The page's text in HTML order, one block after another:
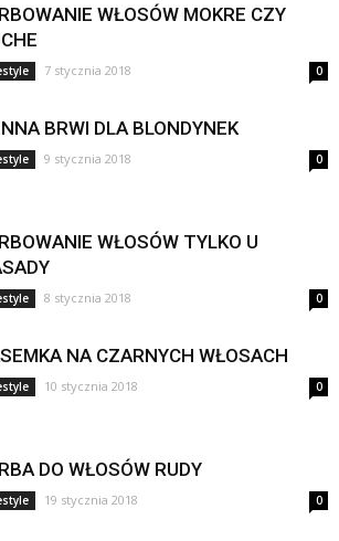
WŁOSÓW MOKRE CZY
7 stycznia 2018 0
BRWI DLA BLONDYNEK
9 stycznia 2018 0
WŁOSÓW TYLKO U
8 stycznia 2018 0
NA CZARNYCH WŁOSACH
10 stycznia 2018 0
DO WŁOSÓW RUDY
19 stycznia 2018 0